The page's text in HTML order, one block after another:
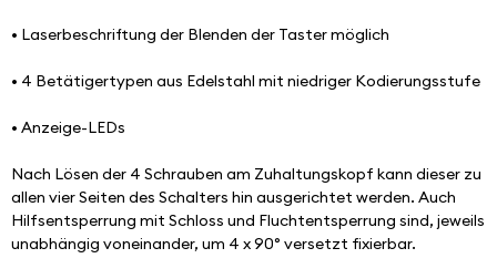
• Laserbeschriftung der Blenden der Taster möglich
• 4 Betätigertypen aus Edelstahl mit niedriger Kodierungsstufe
• Anzeige-LEDs
Nach Lösen der 4 Schrauben am Zuhaltungskopf kann dieser zu
allen vier Seiten des Schalters hin ausgerichtet werden. Auch
Hilfsentsperrung mit Schloss und Fluchtentsperrung sind, jeweils
unabhängig voneinander, um 4 x 90° versetzt fixierbar.